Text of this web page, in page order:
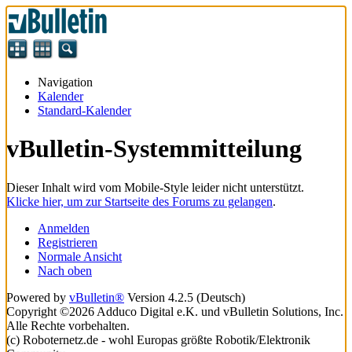
Navigation
Kalender
Standard-Kalender
vBulletin-Systemmitteilung
Dieser Inhalt wird vom Mobile-Style leider nicht unterstützt.
Klicke hier, um zur Startseite des Forums zu gelangen.
Anmelden
Registrieren
Normale Ansicht
Nach oben
Powered by vBulletin® Version 4.2.5 (Deutsch)
Copyright ©2026 Adduco Digital e.K. und vBulletin Solutions, Inc.
Alle Rechte vorbehalten.
(c) Roboternetz.de - wohl Europas größte Robotik/Elektronik